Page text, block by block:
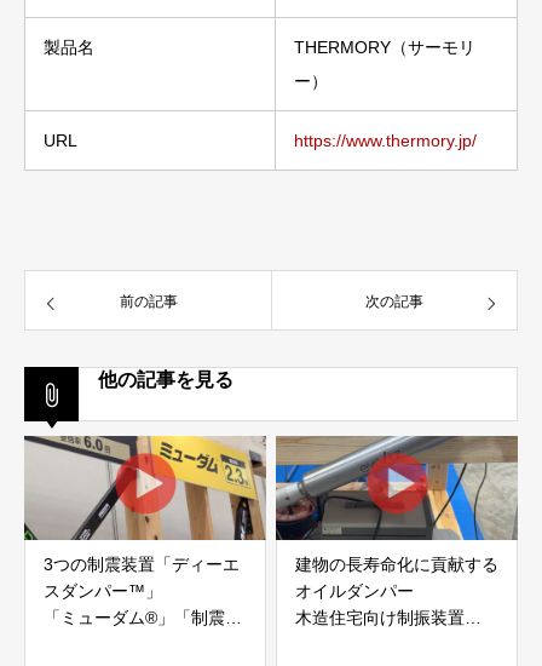
製品名
THERMORY（サーモリ
ー）
URL https://www.thermory.jp/
前の記事 次の記事
他の記事を見る
3つの制震装置「ディーエ
スダンパー™」
「ミューダム®」「制震テ
建物の長寿命化に貢献する
オイルダンパー
木造住宅向け制振装置